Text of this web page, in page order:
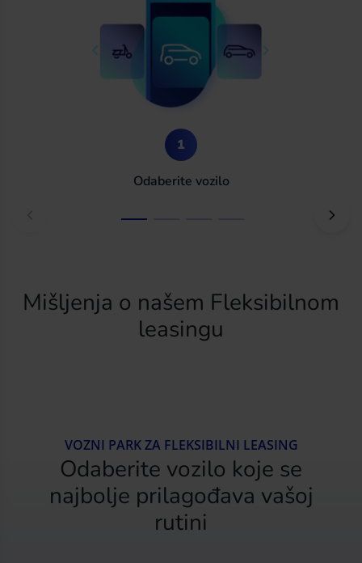
1
Odaberite vozilo
Mišljenja o našem Fleksibilnom
leasingu
VOZNI PARK ZA FLEKSIBILNI LEASING
Odaberite vozilo koje se
najbolje prilagođava vašoj
rutini